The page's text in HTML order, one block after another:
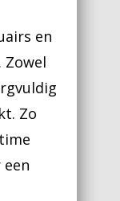
en
Zowel
Zo